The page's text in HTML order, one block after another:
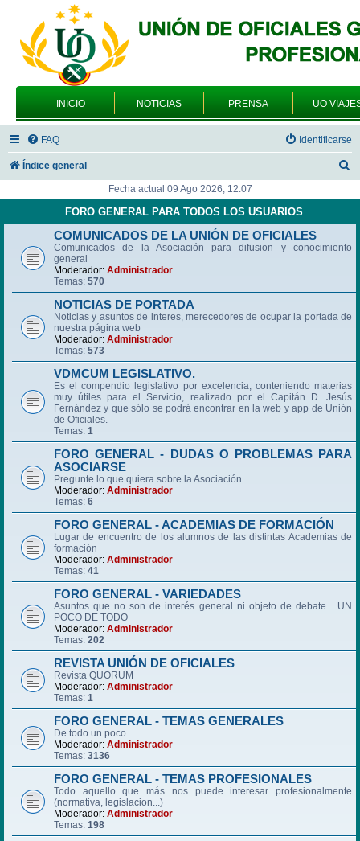
INICIO NOTICIAS PRENSA UO
FAQ Identificarse
Índice general
c
Fecha actual 09 Ago 2026, 12:07
FORO GENERAL PARA TODOS LOS USUARIOS
COMUNICADOS DE LA UNIÓN DE OFICIALES
Comunicados de la Asociación para difusion y conocimiento
general
Moderador: Administrador
Temas: 570
NOTICIAS DE PORTADA
Noticias y asuntos de interes, merecedores de ocupar la portada de
nuestra página web
Moderador: Administrador
Temas: 573
VDMCUM LEGISLATIVO.
Es el compendio legislativo por excelencia, conteniendo materias
muy útiles para el Servicio, realizado por el Capitán D. Jesús
Fernández y que sólo se podrá encontrar en la web y app de Unión
de Oficiales.
Temas: 1
FORO GENERAL - DUDAS O PROBLEMAS PARA
ASOCIARSE
Pregunte lo que quiera sobre la Asociación.
Moderador: Administrador
Temas: 6
FORO GENERAL - ACADEMIAS DE FORMACIÓN
Lugar de encuentro de los alumnos de las distintas Academias de
formación
Moderador: Administrador
Temas: 41
FORO GENERAL - VARIEDADES
Asuntos que no son de interés general ni objeto de debate... UN
POCO DE TODO
Moderador: Administrador
Temas: 202
REVISTA UNIÓN DE OFICIALES
Revista QUORUM
Moderador: Administrador
Temas: 1
FORO GENERAL - TEMAS GENERALES
De todo un poco
Moderador: Administrador
Temas: 3136
FORO GENERAL - TEMAS PROFESIONALES
Todo aquello que más nos puede interesar profesionalmente
(normativa, legislacion...)
Moderador: Administrador
Temas: 198